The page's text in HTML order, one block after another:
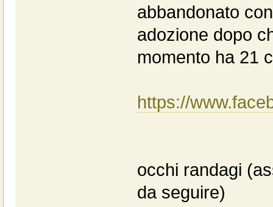
abbandonato
adozione dopo
momento ha 21
https://
occhi randagi
da seguire)